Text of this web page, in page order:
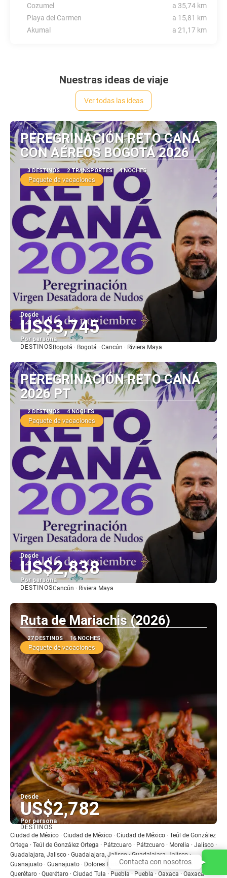
Cozumel
a 35,74 km
Playa del Carmen
a 15,81 km
Akumal
a 21,17 km
Nuestras ideas de viaje
Ver todas las ideas
PEREGRINACIÓN RETO CANÁ
CON AÉREOS BOGOTÁ 2026
3 DESTINOS 2 TRANSPORTES 4 NOCHES
Paquete de vacaciones
Desde
US$3,745
Por persona
Ver
DESTINOSBogotá · Bogotá · Cancún · Riviera Maya
PEREGRINACIÓN RETO CANÁ
2026 PT
2 DESTINOS 4 NOCHES
Paquete de vacaciones
Desde
US$2,838
Por persona
Ver
DESTINOSCancún · Riviera Maya
Ruta de Mariachis (2026)
27 DESTINOS 16 NOCHES
Paquete de vacaciones
Desde
US$2,782
Por persona
Ver
DESTINOS
Ciudad de México · Ciudad de México · Ciudad de México · Teúl de González
Ortega · Teúl de González Ortega · Pátzcuaro · Pátzcuaro · Morelia · Jalisco ·
Guadalajara, Jalisco · Guadalajara, Jalisco · Guadalajara, Jalisco ·
Guanajuato · Guanajuato · Dolores Hidalgo · San Miguel de Allende ·
Querétaro · Querétaro · Ciudad Tula · Puebla · Puebla · Oaxaca · Oaxaca ·
Contacta con nosotros